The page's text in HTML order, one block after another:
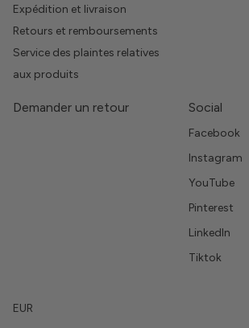
Expédition et livraison
Retours et remboursements
Service des plaintes relatives
aux produits
Demander un retour Social
Facebook
Instagram
YouTube
Pinterest
LinkedIn
Tiktok
EUR